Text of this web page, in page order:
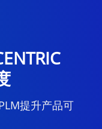
提升产品可